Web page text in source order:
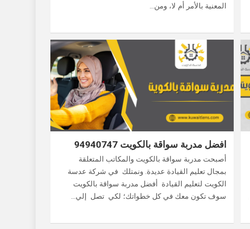
المعنية بالأمر أم لا، ومن…
افضل مدربة سواقة بالكويت 94940747
أصبحت مدربة سواقة بالكويت والمكاتب المتعلقة
بمجال تعليم القيادة عديدة. ونمتلك في شركة عدسة
الكويت لتعليم القيادة أفضل مدربة سواقة بالكويت
سوف تكون معك في كل خطواتك؛ لكي تصل إلي…